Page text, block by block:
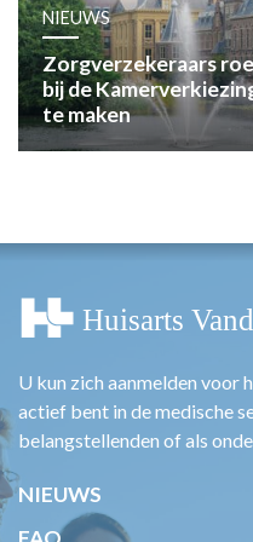
TARIEVEN
MEDISCHE
NIEUWS
Zorgverzekeraars
bij de
te maken
U kun zich aanmelden voor
actief bent in de medische
belangstellenden of als
NIEUWS